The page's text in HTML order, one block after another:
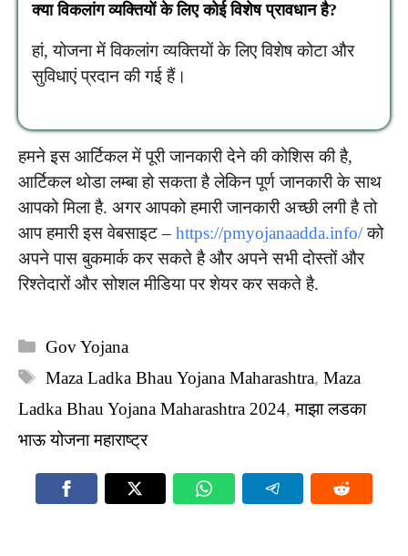
क्या विकलांग व्यक्तियों के लिए कोई विशेष प्रावधान है?
हां, योजना में विकलांग व्यक्तियों के लिए विशेष कोटा और
सुविधाएं प्रदान की गई हैं।
हमने इस आर्टिकल में पूरी जानकारी देने की कोशिस की है,
आर्टिकल थोडा लम्बा हो सकता है लेकिन पूर्ण जानकारी के साथ
आपको मिला है. अगर आपको हमारी जानकारी अच्छी लगी है तो
आप हमारी इस वेबसाइट – https://pmyojanaadda.info/को
अपने पास बुकमार्क कर सकते है और अपने सभी दोस्तों और
रिश्तेदारों और सोशल मीडिया पर शेयर कर सकते है.
Categories
Gov Yojana
Tags
Maza Ladka Bhau Yojana Maharashtra,Maza
Ladka Bhau Yojana Maharashtra 2024,माझा लडका
भाऊ योजना महाराष्ट्र